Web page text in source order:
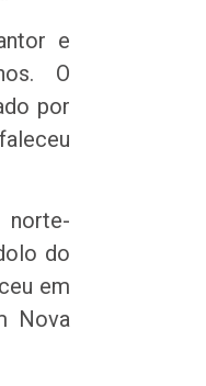
e
O
por
do
em
Nova